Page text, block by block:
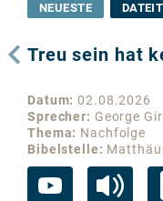
NEUESTE
Treu sein hat
Datum 02.08.2026
Sprecher
George
Thema
Nachfolge
Bibelstelle